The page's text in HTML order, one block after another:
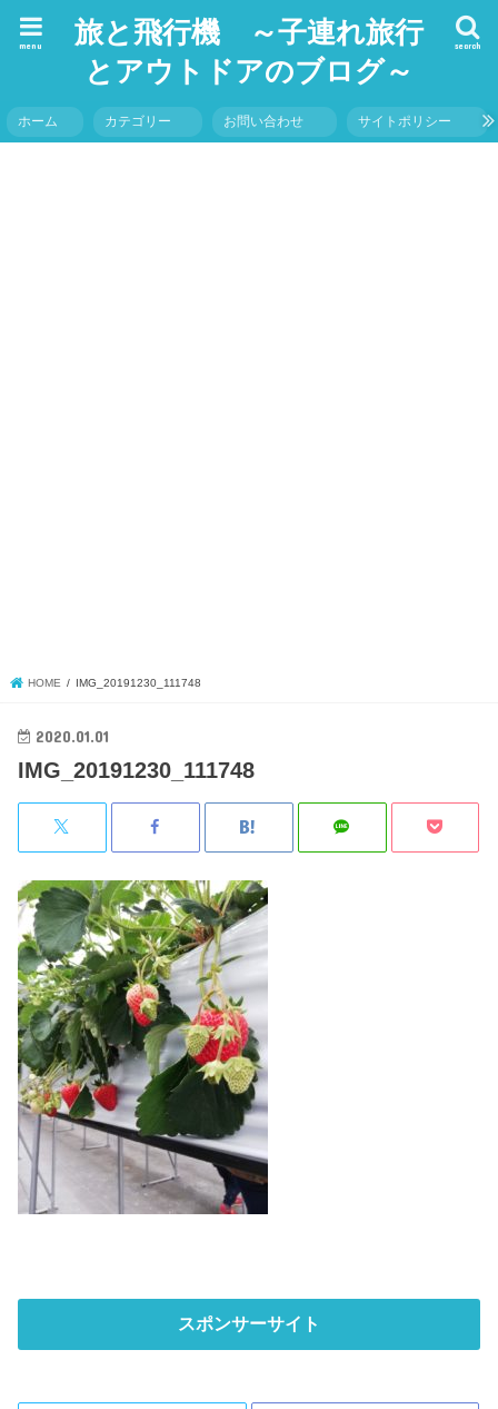
旅と飛行機 ～子連れ旅行
とアウトドアのブログ～
search
menu
ホーム カテゴリー お問い合わせ サイトポリシー
HOME IMG_20191230_111748
2020.01.01
IMG_20191230_111748
スポンサーサイト